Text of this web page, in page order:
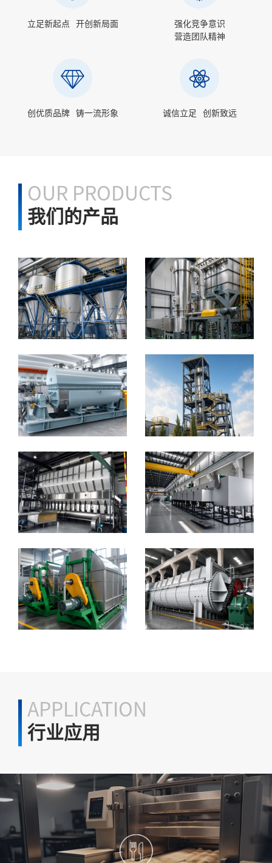
立足新起点 开创新局面
强化竞争意识
营造团队精神
创优质品牌 铸一流形象 诚信立足 创新致远
OUR PRODUCTS
我们的产品
APPLICATION
行业应用